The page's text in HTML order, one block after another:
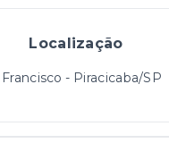
Localização
- Piracicaba/SP